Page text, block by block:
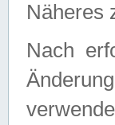
Näheres
Nach